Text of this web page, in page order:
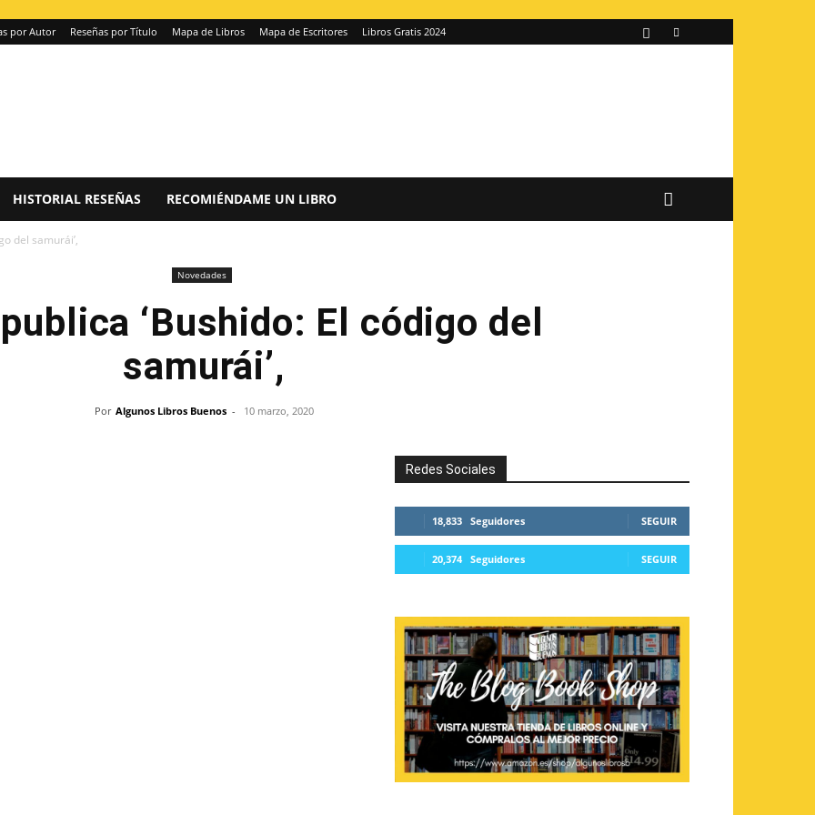
por Autor Reseñas por Título Mapa de Libros Mapa de Escritores Libros Gratis 2024
HISTORIAL RESEÑAS RECOMIÉNDAME UN LIBRO
del samurái’,
Novedades
‘Bushido: El código del
samurái’,
Por Algunos Libros Buenos - 10 marzo, 2020
Redes Sociales
18,833 Seguidores SEGUIR
20,374 Seguidores SEGUIR